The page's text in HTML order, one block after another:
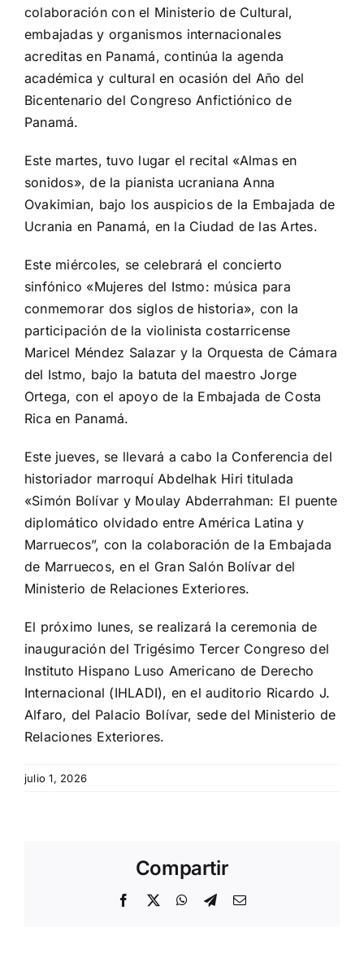
colaboración con el Ministerio de Cultural,
embajadas y organismos internacionales
acreditas en Panamá, continúa la agenda
académica y cultural en ocasión del Año del
Bicentenario del Congreso Anfictiónico de
Panamá.
Este martes, tuvo lugar el recital «Almas en
sonidos», de la pianista ucraniana Anna
Ovakimian, bajo los auspicios de la Embajada de
Ucrania en Panamá, en la Ciudad de las Artes.
Este miércoles, se celebrará el concierto
sinfónico «Mujeres del Istmo: música para
conmemorar dos siglos de historia», con la
participación de la violinista costarricense
Maricel Méndez Salazar y la Orquesta de Cámara
del Istmo, bajo la batuta del maestro Jorge
Ortega, con el apoyo de la Embajada de Costa
Rica en Panamá.
Este jueves, se llevará a cabo la Conferencia del
historiador marroquí Abdelhak Hiri titulada
«Simón Bolívar y Moulay Abderrahman: El puente
diplomático olvidado entre América Latina y
Marruecos”, con la colaboración de la Embajada
de Marruecos, en el Gran Salón Bolívar del
Ministerio de Relaciones Exteriores.
El próximo lunes, se realizará la ceremonia de
inauguración del Trigésimo Tercer Congreso del
Instituto Hispano Luso Americano de Derecho
Internacional (IHLADI), en el auditorio Ricardo J.
Alfaro, del Palacio Bolívar, sede del Ministerio de
Relaciones Exteriores.
julio 1, 2026
Compartir
Facebook
X WhatsApp
TelegramEmail